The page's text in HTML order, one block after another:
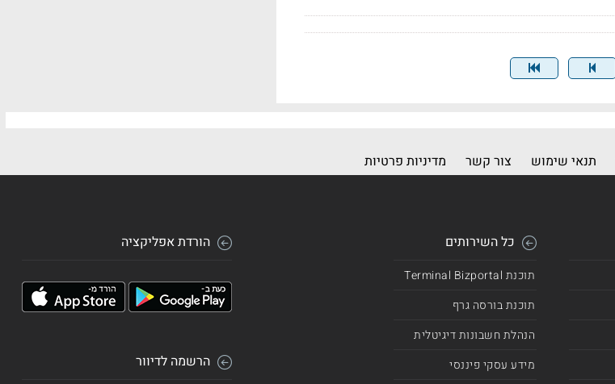
תנאי שימוש צור קשר מדיניות פרטיות
כל השירותים
תוכנת Terminal Bizportal
תוכנת בורסה גרף
הנהלת חשבונות דיגיטלית
מידע עסקי פיננסי
הורדת אפליקציה
הרשמה לדיוור